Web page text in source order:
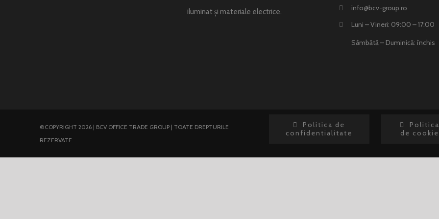
iluminat și materiale electrice.
info@bcv-group.ro
Luni – Vineri: 09:00 – 17:00
Sâmbătă – Duminică: închis
©COPYRIGHT 2026 | BCV OFFICE TRADE GROUP | TOATE DREPTURILE
REZERVATE
Politica de
confidentialitate
Politica
de cookie